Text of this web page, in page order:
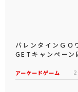
バレンタインＧＯ
GETキャンペーン
アーケードゲーム